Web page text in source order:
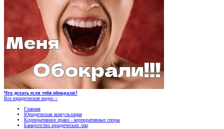
Что делать если тебя обокрали?
Все юридические видео »
Главная
Юридическая консультация
Корпоративное право - корпоративные споры
Банкротство юридических лиц